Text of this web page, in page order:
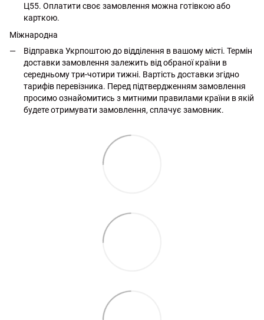
Ц55. Оплатити своє замовлення можна готівкою або
карткою.
Міжнародна
Відправка Укрпоштою до відділення в вашому місті. Термін
доставки замовлення залежить від обраної країни в
середньому три-чотири тижні. Вартість доставки згідно
тарифів перевізника. Перед підтвердженням замовлення
просимо ознайомитись з митними правилами країни в якій
будете отримувати замовлення, сплачує замовник.